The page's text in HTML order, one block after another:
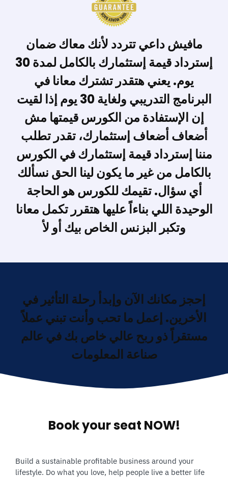
مافيش داعي تتردد لأنك معاك ضمان
إسترداد قيمة إستثمارك بالكامل لمدة 30
يوم. يعني هتقدر تشترك معانا في
البرنامج التدريبي ولغاية 30 يوم إذا لقيت
إن الإستفادة من الكورس قيمتها مش
أضعاف أضعاف إستثمارك، تقدر تطلب
مننا إسترداد قيمة إستثمارك في الكورس
بالكامل من غير ما يكون لينا الحق نسألك
أي سؤال. تقيمك للكورس هو الحاجة
الوحيدة اللي بناءاً عليها هتقرر تكمل معانا
وتكبر البزنس الخاص بيك أو لأ
إحجز مكانك الآن وإبدأ رحلة التأثير في
الأخرين. إعمل ما تحب وأنت تبني عملاً
مستقراً ذو ربح عالي خاص بك في عالم
صناعة المعلومات
Book your seat NOW!
Build a sustainable profitable business around your
lifestyle. Do what you love, help people live a better life